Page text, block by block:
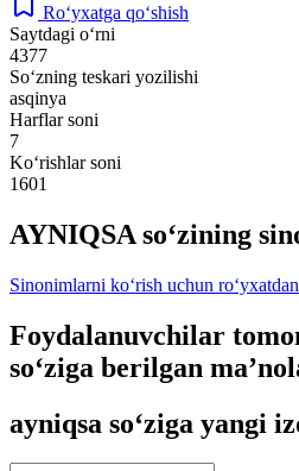
Ro‘yxatga qo‘shish
Saytdagi o‘rni
4377
So‘zning teskari yozilishi
asqinya
Harflar soni
7
Ko‘rishlar soni
1601
AYNIQSA so‘zining
Sinonimlarni ko‘rish uchun
Foydalanuvchilar
so‘ziga berilgan
ayniqsa so‘ziga yangi